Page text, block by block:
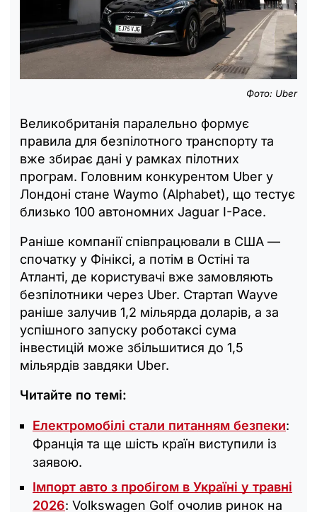
Фото: Uber
Великобританія паралельно формує
правила для безпілотного транспорту та
вже збирає дані у рамках пілотних
програм. Головним конкурентом Uber у
Лондоні стане Waymo (Alphabet), що тестує
близько 100 автономних Jaguar I-Pace.
Раніше компанії співпрацювали в США —
спочатку у Фініксі, а потім в Остіні та
Атланті, де користувачі вже замовляють
безпілотники через Uber. Стартап Wayve
раніше залучив 1,2 мільярда доларів, а за
успішного запуску роботаксі сума
інвестицій може збільшитися до 1,5
мільярдів завдяки Uber.
Читайте по темі:
Електромобілі стали питанням безпеки:
Франція та ще шість країн виступили із
заявою.
Імпорт авто з пробігом в Україні у травні
2026: Volkswagen Golf очолив ринок на